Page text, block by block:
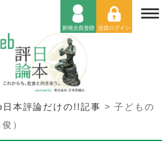
日本評論だけの!!記事 >子どもの
）